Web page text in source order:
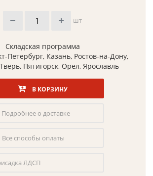
шт
Складская программа
Петербург, Казань, Ростов-на-Дону,
Пятигорск, Орел, Ярославль
В КОРЗИНУ
Подробнее о доставке
Все способы оплаты
ЛДСП